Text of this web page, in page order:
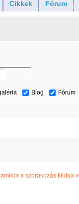
Cikkek Fórum
Blog Fórum
a szórakozás klubja